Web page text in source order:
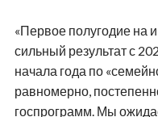
«Первое полугодие на
сильный результат с
начала года по
равномерно,
госпрограмм. Мы